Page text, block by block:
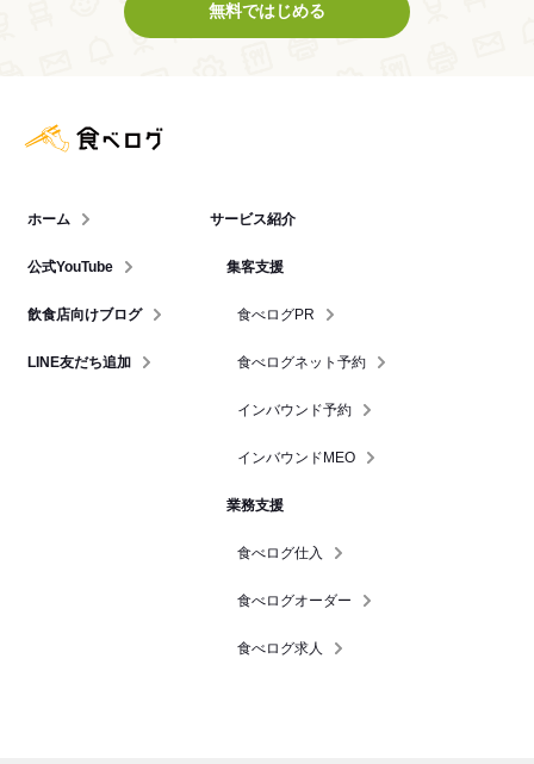
無料ではじめる
ホーム
公式YouTube
飲食店向けブログ
LINE友だち追加
サービス紹介
集客支援
食べログPR
食べログネット予約
インバウンド予約
インバウンドMEO
業務支援
食べログ仕入
食べログオーダー
食べログ求人